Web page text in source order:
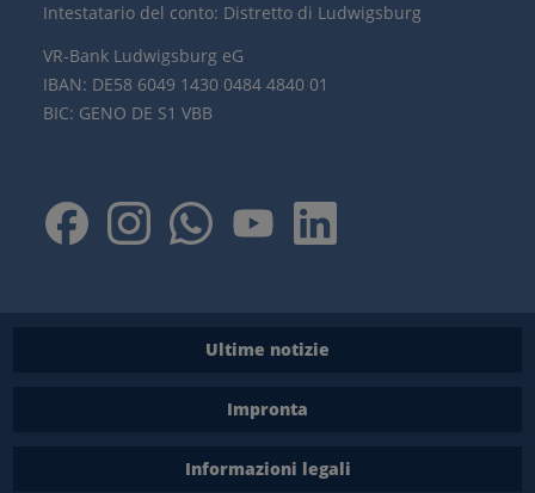
Intestatario del conto: Distretto di Ludwigsburg
VR-Bank Ludwigsburg eG
IBAN: DE58 6049 1430 0484 4840 01
BIC: GENO DE S1 VBB
Ultime notizie
Impronta
Informazioni legali